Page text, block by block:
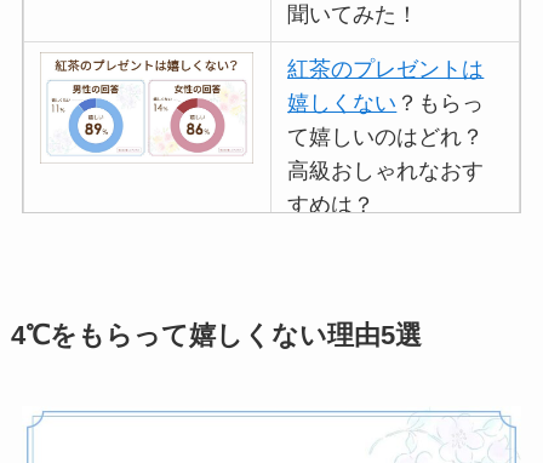
聞いてみた！
紅茶のプレゼントは
嬉しくない ？もらっ
て嬉しいのはどれ？
高級おしゃれなおす
すめは？
いらない？男性女性
イソップのプレゼン
トは嬉しくない？重
4℃をもらって嬉しくない理由5選